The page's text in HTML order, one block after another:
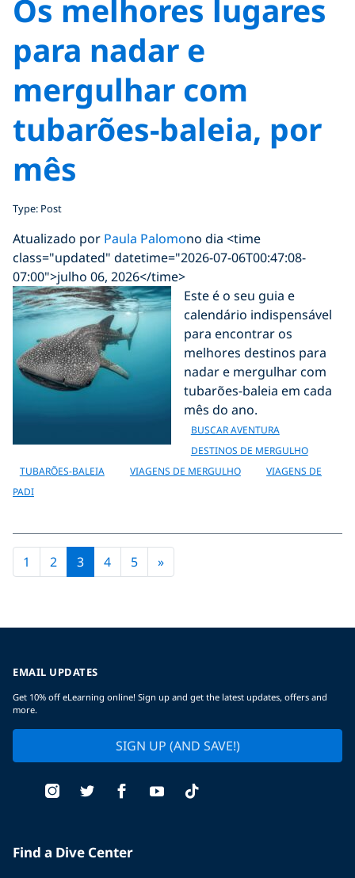
Os melhores lugares
para nadar e
mergulhar com
tubarões-baleia, por
mês
Type: Post
Atualizado por Paula Palomono dia <time
class="updated" datetime="2026-07-06T00:47:08-
07:00">julho 06, 2026</time>
Este é o seu guia e
calendário indispensável
para encontrar os
melhores destinos para
nadar e mergulhar com
tubarões-baleia em cada
mês do ano.
BUSCAR AVENTURA
DESTINOS DE MERGULHO
TUBARÕES-BALEIA
VIAGENS DE MERGULHO
VIAGENS DE
PADI
1 2 3 4 5 »Next page
EMAIL UPDATES
Get 10% off eLearning online! Sign up and get the latest updates, offers and
more.
SIGN UP (AND SAVE!)
Find a Dive Center